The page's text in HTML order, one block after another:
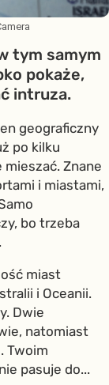
tym samym
pokaże,
intruza.
geograficzny
po kilku
Znane
i miastami,
bo trzeba
miast
i Oceanii.
Dwie
natomiast
Twoim
pasuje do...